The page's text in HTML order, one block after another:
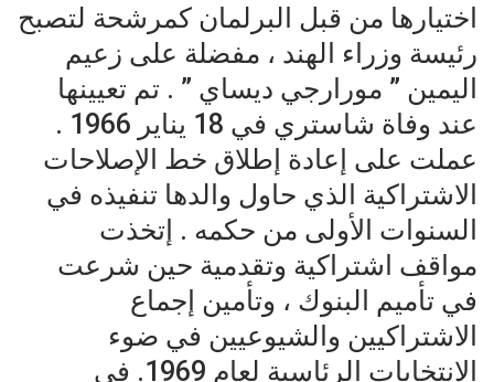
اختيارها من قبل البرلمان كمرشحة لتصبح
رئيسة وزراء الهند ، مفضلة على زعيم
اليمين ” مورارجي ديساي ” . تم تعيينها
عند وفاة شاستري في 18 يناير 1966 .
عملت على إعادة إطلاق خط الإصلاحات
الاشتراكية الذي حاول والدها تنفيذه في
السنوات الأولى من حكمه . إتخذت
مواقف اشتراكية وتقدمية حين شرعت
في تأميم البنوك ، وتأمين إجماع
الاشتراكيين والشيوعيين في ضوء
الانتخابات الرئاسية لعام 1969. في